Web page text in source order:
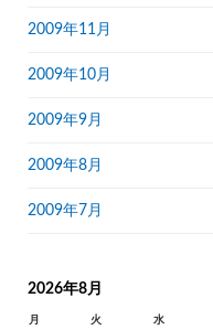
2009年11月
2009年10月
2009年9月
2009年8月
2009年7月
2026年8月
月 火 水